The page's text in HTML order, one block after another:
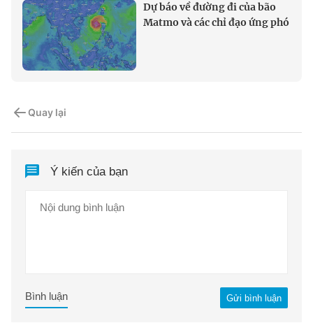
Dự báo về đường đi của bão
Matmo và các chỉ đạo ứng phó
Quay lại
Ý kiến của bạn
Gửi bình luận
Bình luận